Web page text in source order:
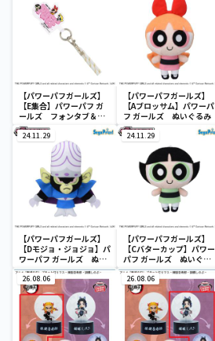
【パワーパフガールズ】
【E集合】パワーパフ ガ
ールズ フォンタブ＆シ
ョルダーストラップ
【パワーパフガールズ】
【Aブロッサム】パワーパ
フ ガールズ ぬいぐるみ
24.11.29
【パワーパフガールズ】
【Dモジョ・ジョジョ】パ
ワーパフ ガールズ ぬい
ぐるみ
24.11.29
【パワーパフガールズ】
【Cバターカップ】パワー
パフ ガールズ ぬいぐる
み
26.08.06 26.08.06